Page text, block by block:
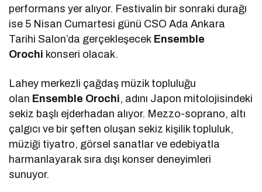
performans yer alıyor. Festivalin bir sonraki durağı
ise 5 Nisan Cumartesi günü CSO Ada Ankara
Tarihi Salon’da gerçekleşecek Ensemble
Orochi konseri olacak.
Lahey merkezli çağdaş müzik topluluğu
olan Ensemble Orochi, adını Japon mitolojisindeki
sekiz başlı ejderhadan alıyor. Mezzo-soprano, altı
çalgıcı ve bir şeften oluşan sekiz kişilik topluluk,
müziği tiyatro, görsel sanatlar ve edebiyatla
harmanlayarak sıra dışı konser deneyimleri
sunuyor.